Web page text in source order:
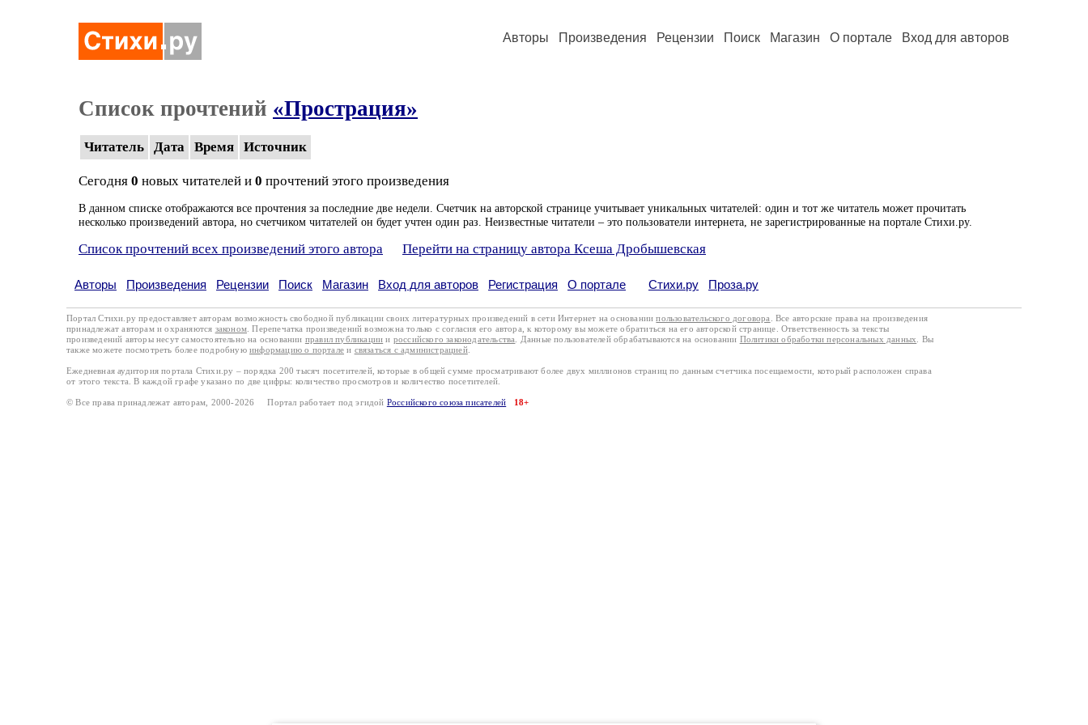
Авторы Произведения Рецензии Поиск Магазин О портале Вход для авторов
Список прочтений «Прострация»
Читатель Дата Время Источник
Сегодня 0 новых читателей и 0 прочтений этого произведения
В данном списке отображаются все прочтения за последние две недели. Счетчик на авторской странице учитывает уникальных читателей: один и тот же читатель может прочитать
несколько произведений автора, но счетчиком читателей он будет учтен один раз. Неизвестные читатели – это пользователи интернета, не зарегистрированные на портале Стихи.ру.
Список прочтений всех произведений этого автора Перейти на страницу автора Ксеша Дробышевская
Авторы Произведения Рецензии Поиск Магазин Вход для авторов Регистрация О портале Стихи.ру Проза.ру
Портал Стихи.ру предоставляет авторам возможность свободной публикации своих литературных произведений в сети Интернет на основаниипользовательского договора
. Все авторские права на произведения
принадлежат авторам и охраняются законом . Перепечатка произведений возможна только с согласия его автора, к которому вы можете обратиться на его авторской странице. Ответственность за тексты
произведений авторы несут самостоятельно на основании правил публикации и российского законодательства . Данные пользователей обрабатываются на основании Политики обработки персональных данных
. Вы
также можете посмотреть более подробную информацию о портале и связаться с администрацией.
Ежедневная аудитория портала Стихи.ру – порядка 200 тысяч посетителей, которые в общей сумме просматривают более двух миллионов страниц по данным счетчика посещаемости, который расположен справа
от этого текста. В каждой графе указано по две цифры: количество просмотров и количество посетителей.
© Все права принадлежат авторам, 2000-2026 Портал работает под эгидой Российского союза писателей 18+